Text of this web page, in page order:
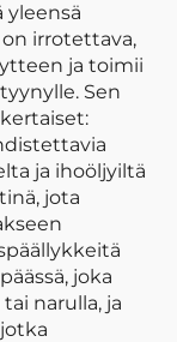
irrotettava,
ja toimii
Sen
ja ihoöljyiltä
jota
joka
narulla, ja